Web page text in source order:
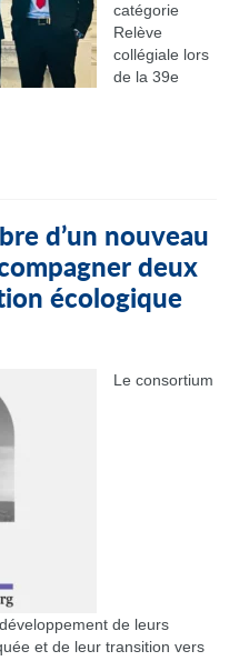
catégorie
Relève
collégiale lors
de la 39e
d’un nouveau
deux
écologique
Le consortium
de leurs
et de leur transition vers